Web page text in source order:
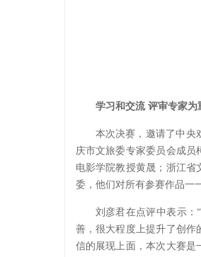
学习和交流 评审专家为
本次决赛，邀请了中央
庆市文旅委专家委员会成
电影学院教授黄晟；浙江
委，他们对所有参赛作品一
刘彦君在点评中表示：
善，很大程度上提升了创作
信的展现上面，本次大赛是